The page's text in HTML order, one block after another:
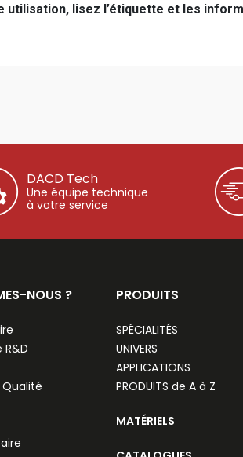
lisez l’étiquette et les
DACD Tech
Une équipe technique
à votre service
NOUS ? PRODUITS
SPÉCIALITÉS
UNIVERS
APPLICATIONS
PRODUITS de A à Z
MATÉRIELS